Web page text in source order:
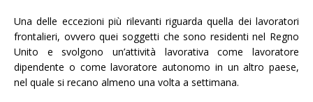
Una delle eccezioni più rilevanti riguarda quella dei lavoratori
frontalieri, ovvero quei soggetti che sono residenti nel Regno
Unito e svolgono un’attività lavorativa come lavoratore
dipendente o come lavoratore autonomo in un altro paese,
nel quale si recano almeno una volta a settimana.